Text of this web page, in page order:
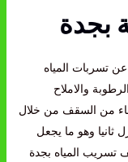
بجدة
تسربات المياه
والاملاح
من السقف من خلال
ثانيا وهو ما يجعل
تسريب المياه بجدة